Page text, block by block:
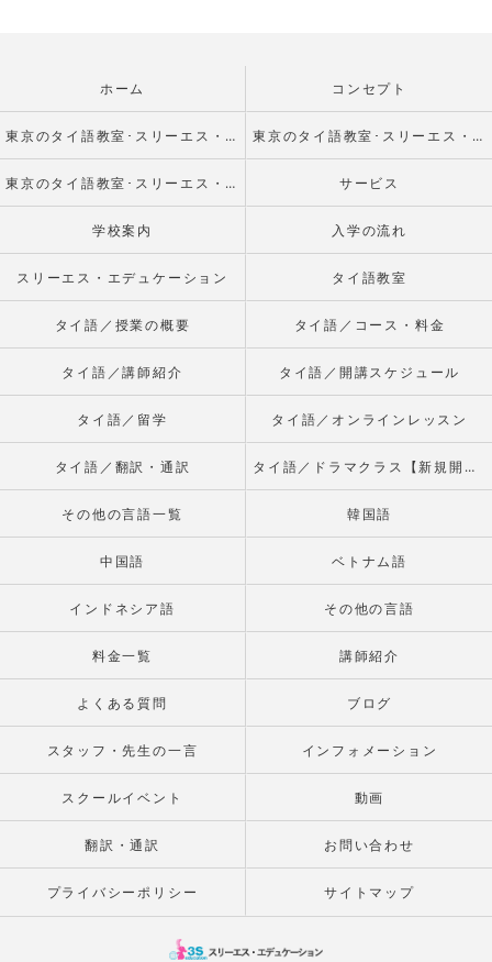
ホーム コンセプト
東京のタイ語教室･スリーエス・エデュケーションの口コミ情報 東京のタイ語教室･スリーエス・エデュケーションの評判
東京のタイ語教室･スリーエス・エデュケーションのお客様の声 サービス
学校案内 入学の流れ
スリーエス・エデュケーション タイ語教室
タイ語／授業の概要 タイ語／コース・料金
タイ語／講師紹介 タイ語／開講スケジュール
タイ語／留学 タイ語／オンラインレッスン
タイ語／翻訳・通訳 タイ語／ドラマクラス【新規開校】
その他の言語一覧 韓国語
中国語 ベトナム語
インドネシア語 その他の言語
料金一覧 講師紹介
よくある質問 ブログ
スタッフ・先生の一言 インフォメーション
スクールイベント 動画
翻訳・通訳 お問い合わせ
プライバシーポリシー サイトマップ